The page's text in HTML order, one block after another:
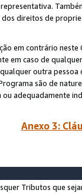
direitos de
em contrário
em caso de
outra
são de
adequadamente
Anexo 3:
Tributos que